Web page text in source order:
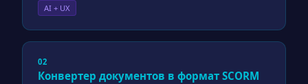
AI + UX
02
Конвертер документов в формат SCORM